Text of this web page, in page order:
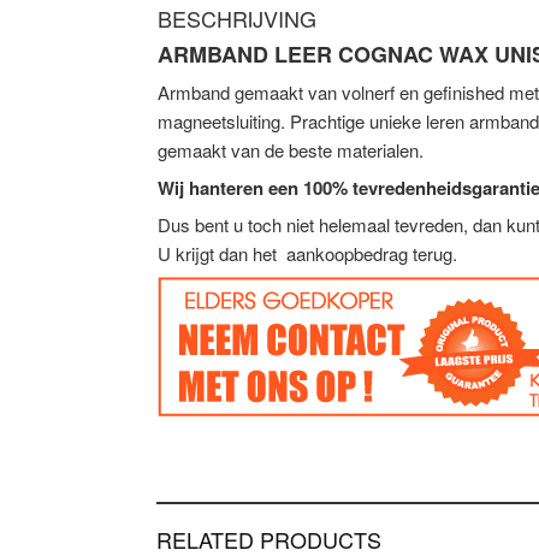
BESCHRIJVING
ARMBAND LEER COGNAC WAX
Armband gemaakt van volnerf en gefinished
magneetsluiting. Prachtige unieke leren
gemaakt van de beste materialen.
Wij hanteren een 100%
Dus bent u toch niet helemaal tevreden, dan
U krijgt dan het aankoopbedrag terug.
RELATED PRODUCTS